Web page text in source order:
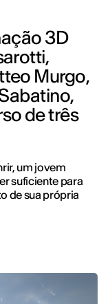
3D
Murgo,
de três
um jovem
suficiente para
de sua própria